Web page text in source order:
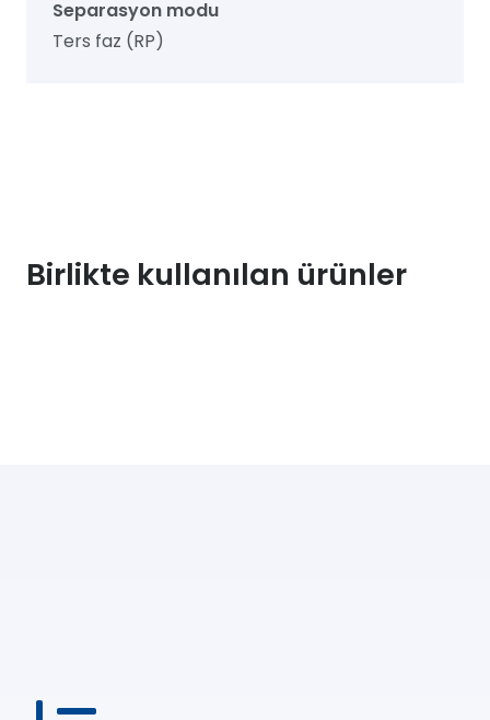
Separasyon modu
Ters faz (RP)
Birlikte kullanılan ürünler